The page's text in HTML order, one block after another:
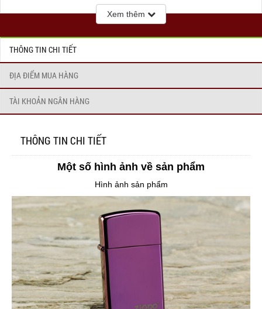
Xem thêm
THÔNG TIN CHI TIẾT
ĐỊA ĐIỂM MUA HÀNG
TÀI KHOẢN NGÂN HÀNG
THÔNG TIN CHI TIẾT
Một số hình ảnh về sản phẩm
Hình ảnh sản phẩm